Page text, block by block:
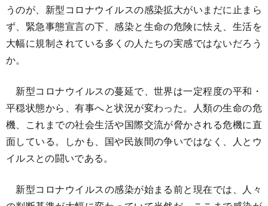
うのが、新型コロナウイルスの感染拡大がいまだに止まら
ず、緊急事態宣言の下、感染と生命の危険に怯え、生活を
大幅に規制されている多くの人たちの実感ではないだろう
か。
新型コロナウイルスの蔓延で、世界は一定程度の平和・
平穏状態から、有事へと状況が変わった。人類の生命の危
機、これまでの社会生活や国際交流が脅かされる危機に直
面している。しかも、国や民族間の争いではなく、人とウ
イルスとの闘いである。
新型コロナウイルスの感染が始まる前と現在では、人々